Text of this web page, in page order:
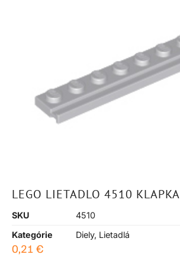
LEGO LIETADLO 4510 KLAPKA
SKU
4510
Kategórie
Diely, Lietadlá
0,21 €